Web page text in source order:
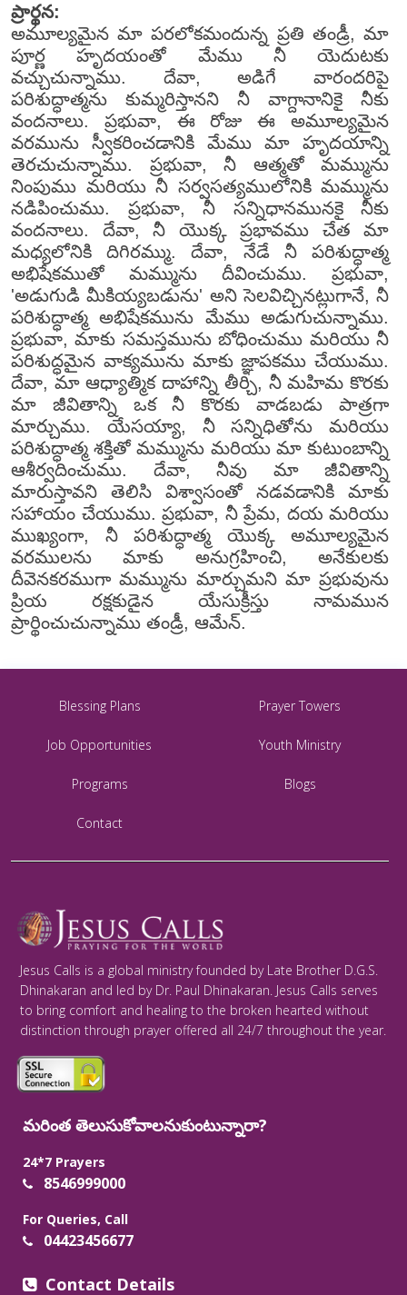
ప్రార్థన:
అమూల్యమైన మా పరలోకమందున్న ప్రతి తండ్రీ, మా
పూర్ణ హృదయంతో మేము నీ యెదుటకు
వచ్చుచున్నాము. దేవా, అడిగే వారందరిపై
పరిశుద్ధాత్మను కుమ్మరిస్తానని నీ వాగ్దానానికై నీకు
వందనాలు. ప్రభువా, ఈ రోజు ఈ అమూల్యమైన
వరమును స్వీకరించడానికి మేము మా హృదయాన్ని
తెరచుచున్నాము. ప్రభువా, నీ ఆత్మతో మమ్మును
నింపుము మరియు నీ సర్వసత్యములోనికి మమ్మును
నడిపించుము. ప్రభువా, నీ సన్నిధానమునకై నీకు
వందనాలు. దేవా, నీ యొక్క ప్రభావము చేత మా
మధ్యలోనికి దిగిరమ్ము. దేవా, నేడే నీ పరిశుద్ధాత్మ
అభిషేకముతో మమ్మును దీవించుము. ప్రభువా,
'అడుగుడి మీకియ్యబడును' అని సెలవిచ్చినట్లుగానే, నీ
పరిశుద్ధాత్మ అభిషేకమును మేము అడుగుచున్నాము.
ప్రభువా, మాకు సమస్తమును బోధించుము మరియు నీ
పరిశుద్ధమైన వాక్యమును మాకు జ్ఞాపకము చేయుము.
దేవా, మా ఆధ్యాత్మిక దాహాన్ని తీర్చి, నీ మహిమ కొరకు
మా జీవితాన్ని ఒక నీ కొరకు వాడబడు పాత్రగా
మార్చుము. యేసయ్యా, నీ సన్నిధితోను మరియు
పరిశుద్ధాత్మ శక్తితో మమ్మును మరియు మా కుటుంబాన్ని
ఆశీర్వదించుము. దేవా, నీవు మా జీవితాన్ని
మారుస్తావని తెలిసి విశ్వాసంతో నడవడానికి మాకు
సహాయం చేయుము. ప్రభువా, నీ ప్రేమ, దయ మరియు
ముఖ్యంగా, నీ పరిశుద్ధాత్మ యొక్క అమూల్యమైన
వరములను మాకు అనుగ్రహించి, అనేకులకు
దీవెనకరముగా మమ్మును మార్చుమని మా ప్రభువును
ప్రియ రక్షకుడైన యేసుక్రీస్తు నామమున
ప్రార్థించుచున్నాము తండ్రీ, ఆమేన్.
Blessing Plans Prayer Towers
Job Opportunities Youth Ministry
Programs Blogs
Contact
Jesus Calls is a global ministry founded by Late Brother D.G.S.
Dhinakaran and led by Dr. Paul Dhinakaran. Jesus Calls serves
to bring comfort and healing to the broken hearted without
distinction through prayer offered all 24/7 throughout the year.
మరింత తెలుసుకోవాలనుకుంటున్నారా?
24*7 Prayers
8546999000
For Queries, Call
04423456677
Contact Details